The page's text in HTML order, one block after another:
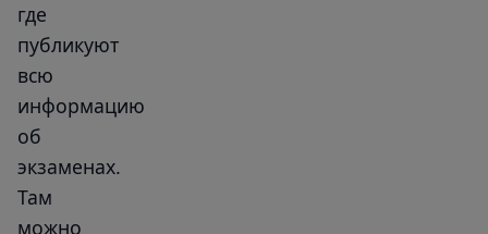
где
публикуют
всю
информацию
об
экзаменах.
Там
можно